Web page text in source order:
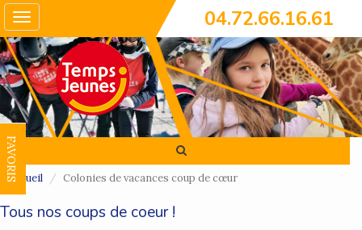
Toggle
navigation
04.72.66.16.61
FAVORIS
Accueil Colonies de vacances coup de cœur
Tous nos coups de coeur !